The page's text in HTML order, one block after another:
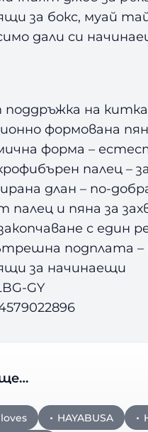
за бокс, муай
дали си
поддръжка на
формована
форма –
палец –
длан – по-
и пяна за
с един
подплата –
за начинаещи
GY
HAYABUSA